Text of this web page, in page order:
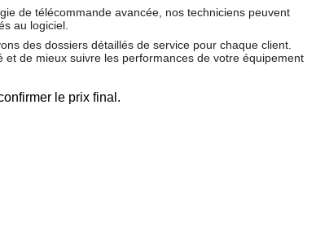
de télécommande avancée, nos techniciens peuvent
au logiciel.
des dossiers détaillés de service pour chaque client.
de mieux suivre les performances de votre équipement
le prix final.